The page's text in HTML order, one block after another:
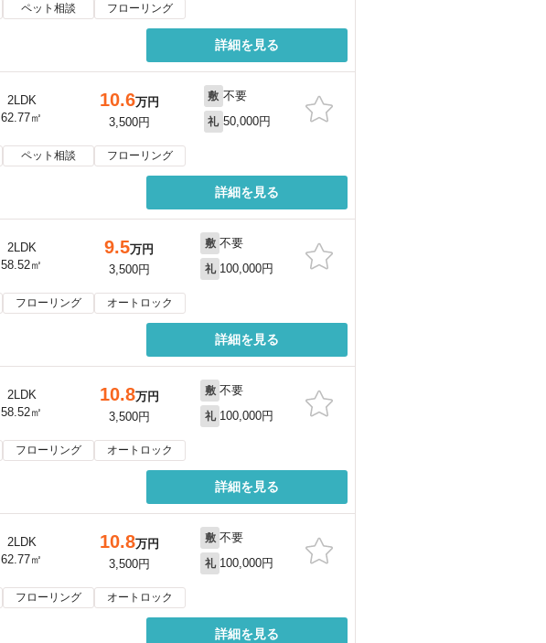
ペット相談 フローリング
詳細を見る
2LDK
62.77㎡
10.6万円
3,500円
敷 不要
礼 50,000円
ペット相談 フローリング
詳細を見る
2LDK
58.52㎡
9.5万円
3,500円
敷 不要
礼 100,000円
フローリング オートロック
詳細を見る
2LDK
58.52㎡
10.8万円
3,500円
敷 不要
礼 100,000円
フローリング オートロック
詳細を見る
2LDK
62.77㎡
10.8万円
3,500円
敷 不要
礼 100,000円
フローリング オートロック
詳細を見る